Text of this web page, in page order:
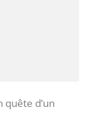
quête d’un